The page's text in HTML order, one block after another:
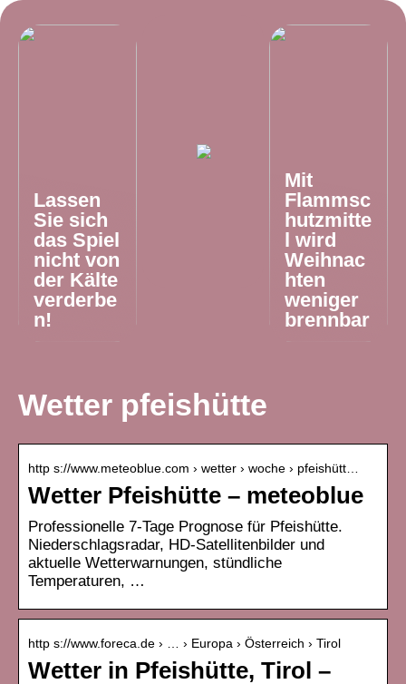
Lassen
Sie sich
das Spiel
nicht von
der Kälte
verderbe
n!
Mit
Flammsc
hutzmitte
l wird
Weihnac
hten
weniger
brennbar
Wetter pfeishütte
http s://www.meteoblue.com › wetter › woche › pfeishütt…
Wetter Pfeishütte – meteoblue
Professionelle 7-Tage Prognose für Pfeishütte.
Niederschlagsradar, HD-Satellitenbilder und
aktuelle Wetterwarnungen, stündliche
Temperaturen, …
http s://www.foreca.de › … › Europa › Österreich › Tirol
Wetter in Pfeishütte, Tirol –